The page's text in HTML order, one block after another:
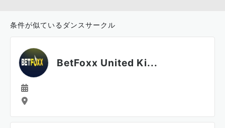
条件が似ているダンスサークル
BetFoxx United Ki...